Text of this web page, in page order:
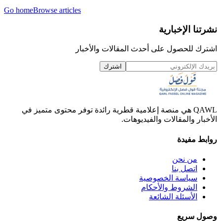
Go homeBrowse articles
نشرتنا الإخبارية
اشترك للحصول على أحدث المقالات والأخبار
اشترك
QAWL هي منصة إعلامية قطرية رائدة توفر محتوى متميز في
الأخبار والمقالات والفيديوهات.
روابط مفيدة
من نحن
اتصل بنا
سياسة الخصوصية
الشروط والأحكام
الأسئلة الشائعة
وصول سريع